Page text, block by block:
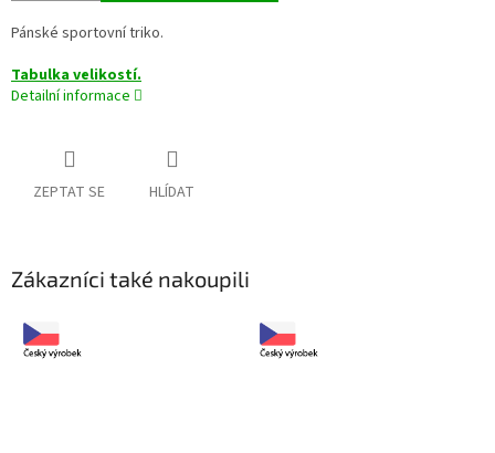
Pánské sportovní triko.
Tabulka velikostí.
Detailní informace
ZEPTAT SE HLÍDAT
Zákazníci také nakoupili